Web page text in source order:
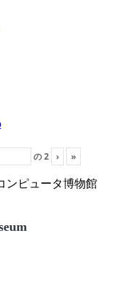
の2 › »
ンピュータ博物館